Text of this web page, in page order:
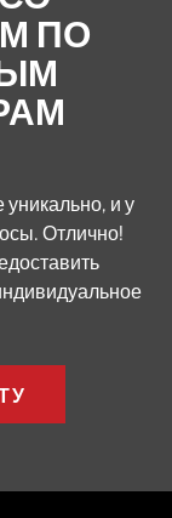
ПО
и у
Отлично!